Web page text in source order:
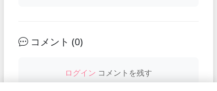
コメント (0)
ログイン コメントを残す